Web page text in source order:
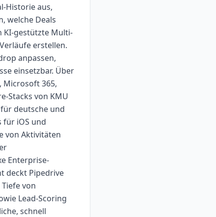
Historie aus,
welche Deals
KI-gestützte Multi-
erstellen.
anpassen,
einsetzbar. Über
Microsoft 365,
Stacks von KMU
deutsche und
für iOS und
von Aktivitäten
Enterprise-
deckt Pipedrive
von
Lead-Scoring
schnell